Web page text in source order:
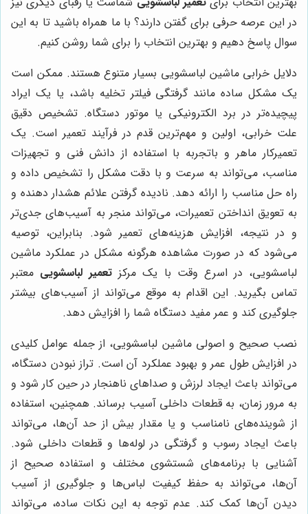
در این عرصه حرفی برای گفتن دارند؟ با ما همراه باشید تا به این
سوال پاسخ دهیم و بهترین انتخاب را برای شما روشن کنیم.
دلایل خرابی ماشین لباسشویی بسیار متنوع هستند. ممکن است
یک مشکل ساده مانند گرفتگی فیلتر تخلیه باشد، یا یک ایراد
پیچیده‌تر در برد الکترونیکی یا موتور دستگاه. تشخیص دقیق
علت خرابی، اولین و مهم‌ترین قدم در فرآیند تعمیر است. یک
تعمیرکار ماهر و باتجربه با استفاده از دانش فنی و تجهیزات
مناسب، می‌تواند به سرعت و با دقت مشکل را تشخیص داده و
راه حل مناسب را ارائه دهد. نادیده گرفتن علائم هشدار دهنده و
به تعویق انداختن تعمیرات، می‌تواند منجر به آسیب‌های جدی‌تر
و در نتیجه، افزایش هزینه‌های تعمیر شود. بنابراین، توصیه
می‌شود که در صورت مشاهده هرگونه مشکل در عملکرد ماشین
لباسشویی، در اسرع وقت با یک مرکز تعمیر لباسشویی معتبر
تماس بگیرید. این اقدام به موقع می‌تواند از آسیب‌های بیشتر
جلوگیری کند و عمر مفید دستگاه شما را افزایش دهد.
نصب صحیح و اصولی ماشین لباسشویی، از جمله عوامل کلیدی
در افزایش طول عمر و بهبود عملکرد آن است. تراز نبودن دستگاه،
می‌تواند باعث ایجاد لرزش و صداهای ناهنجار در حین کار شود و
به مرور زمان، به قطعات داخلی آسیب برساند. همچنین، استفاده
از شوینده‌های نامناسب و یا مقدار بیش از حد آن‌ها، می‌تواند
باعث ایجاد رسوب و گرفتگی در لوله‌ها و قطعات داخلی شود.
آشنایی با برنامه‌های شستشوی مختلف و استفاده صحیح از
آن‌ها، می‌تواند به حفظ کیفیت لباس‌ها و جلوگیری از آسیب
دیدن آن‌ها کمک کند. عدم توجه به این نکات ساده، می‌تواند